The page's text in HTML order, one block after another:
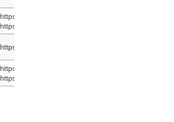
https://sites.google.com/view/motogymkhana-
https://twitter.com/MLadiesdayRR
https://motogymkhana-challengecup.jp
https://manpuku-pylon-practice.info
https://twitter.com/ManpukuPractice